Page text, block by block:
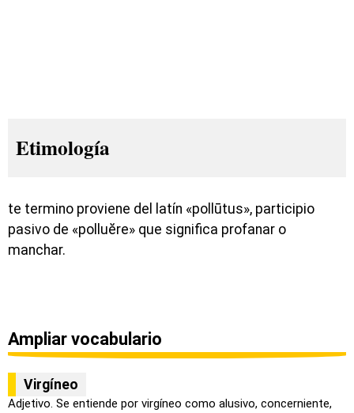
Etimología
te termino proviene del latín «pollūtus», participio
pasivo de «polluĕre» que significa profanar o
manchar.
Ampliar vocabulario
Virgíneo
Adjetivo. Se entiende por virgíneo como alusivo, concerniente,